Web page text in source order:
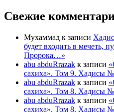
Свежие
Мухаммад к записи
будет входить в мечеть,
Пророка…»
abu abduRrazak к записи
сахиха». Том 9. Хадисы
abu abduRrazak к записи
сахиха». Том 8. Хадисы
abu abduRrazak к записи
сахиха». Том 8. Хадисы